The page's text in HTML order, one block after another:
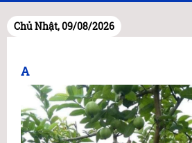
Chủ Nhật, 09/08/2026
A